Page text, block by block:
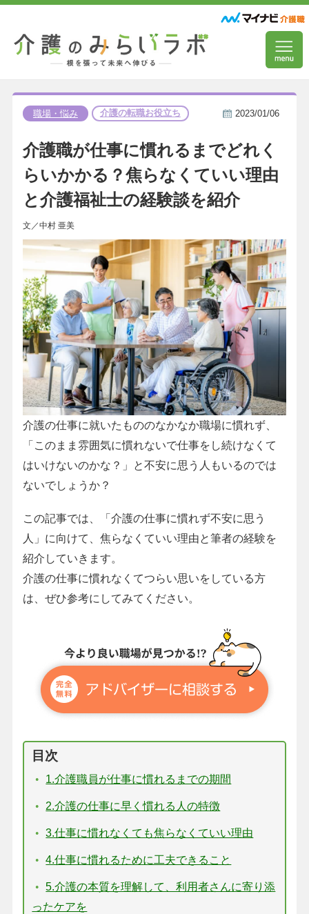
職場・悩み 介護の転職お役立ち 2023/01/06
介護職が仕事に慣れるまでどれく
らいかかる？焦らなくていい理由
と介護福祉士の経験談を紹介
文／中村 亜美
介護の仕事に就いたもののなかなか職場に慣れず、
「このまま雰囲気に慣れないで仕事をし続けなくて
はいけないのかな？」と不安に思う人もいるのでは
ないでしょうか？
この記事では、「介護の仕事に慣れず不安に思う
人」に向けて、焦らなくていい理由と筆者の経験を
紹介していきます。
介護の仕事に慣れなくてつらい思いをしている方
は、ぜひ参考にしてみてください。
目次
1.介護職員が仕事に慣れるまでの期間
2.介護の仕事に早く慣れる人の特徴
3.仕事に慣れなくても焦らなくていい理由
4.仕事に慣れるために工夫できること
5.介護の本質を理解して、利用者さんに寄り添
ったケアを